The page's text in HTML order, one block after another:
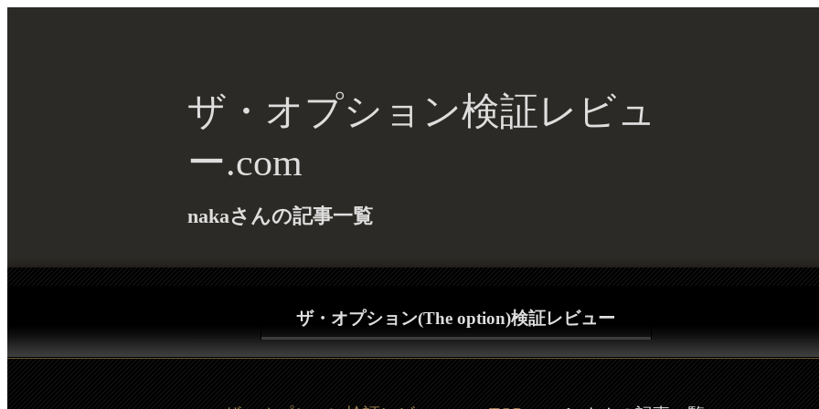
ザ・オプション検証レビュ
ー.com
nakaさんの記事一覧
ザ・オプション(The option)検証レビュー